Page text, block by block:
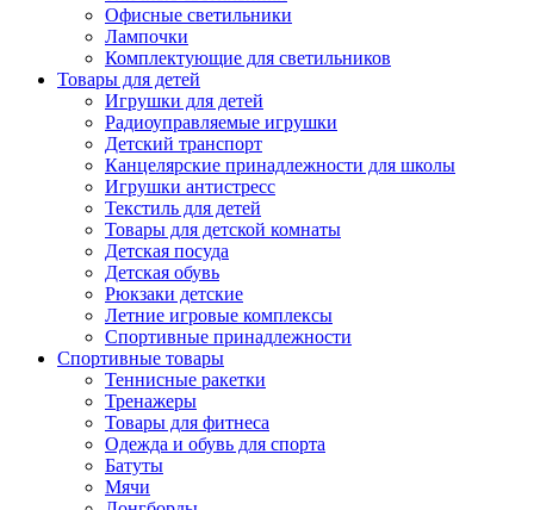
Офисные светильники
Лампочки
Комплектующие для светильников
Товары для детей
Игрушки для детей
Радиоуправляемые игрушки
Детский транспорт
Канцелярские принадлежности для школы
Игрушки антистресс
Текстиль для детей
Товары для детской комнаты
Детская посуда
Детская обувь
Рюкзаки детские
Летние игровые комплексы
Спортивные принадлежности
Спортивные товары
Теннисные ракетки
Тренажеры
Товары для фитнеса
Одежда и обувь для спорта
Батуты
Мячи